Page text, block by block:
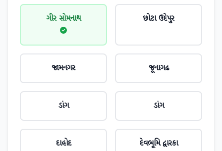
ગીર સોમનાથ છોટા ઉદેપુર
જામનગર જૂનાગઢ
ડાંગ ડાંગ
દાહોદ દેવભૂમિ દ્વારકા